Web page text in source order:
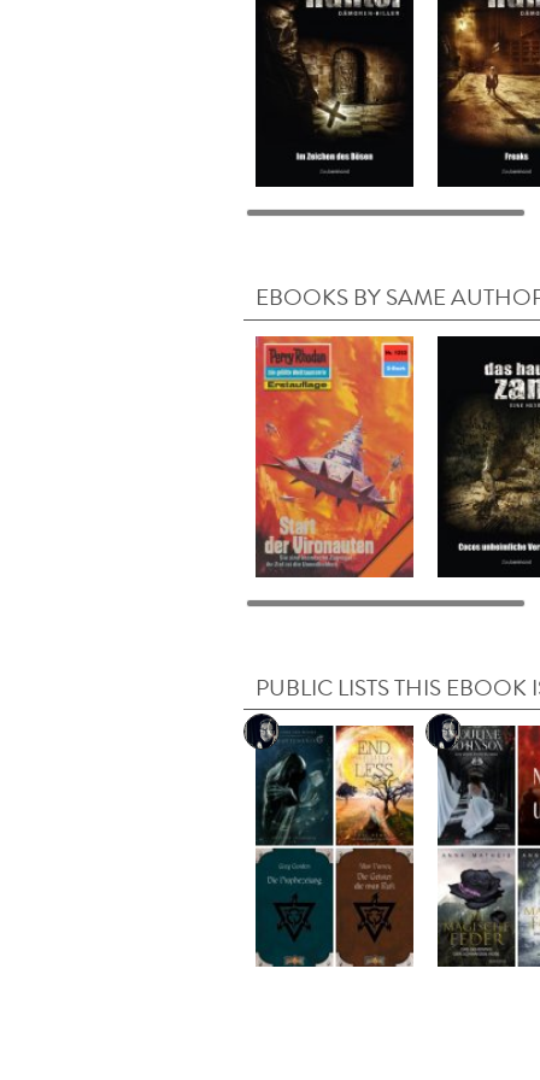
EBOOKS BY SAME
PUBLIC LISTS THIS EBOOK